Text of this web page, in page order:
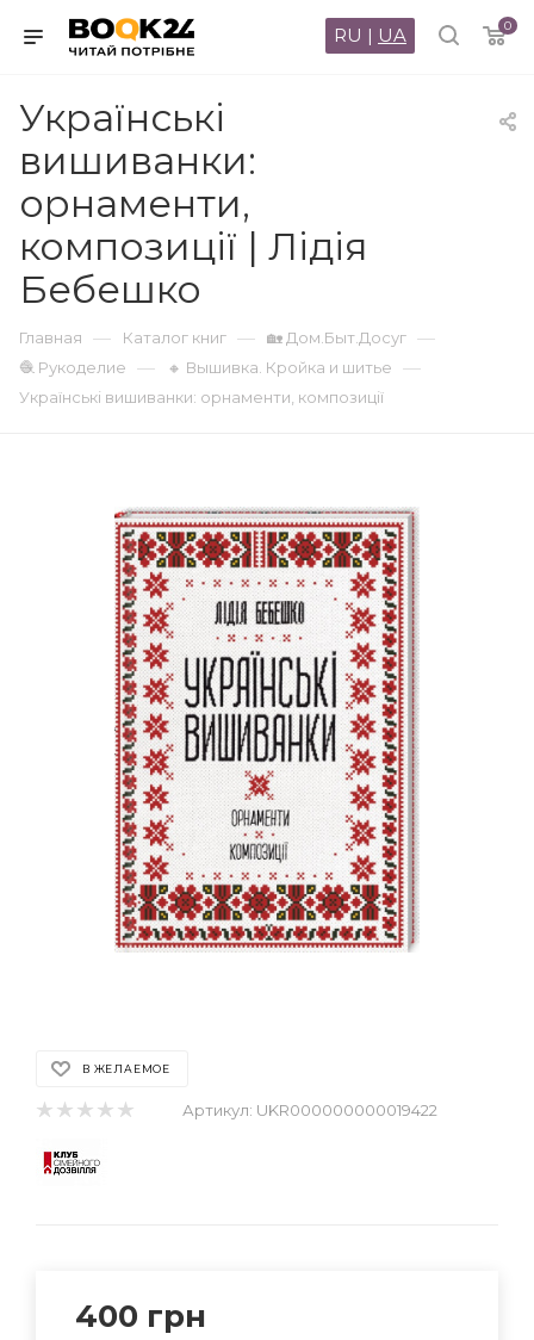
0
RU | UA
Українські
вишиванки:
орнаменти,
композиції | Лідія
Бебешко
Главная — Каталог книг — 🏡 Дом.Быт.Досуг —
🧶 Рукоделие — 🔸 Вышивка. Кройка и шитье —
Українські вишиванки: орнаменти, композиції
В ЖЕЛАЕМОЕ
Артикул: UKR000000000019422
400 грн